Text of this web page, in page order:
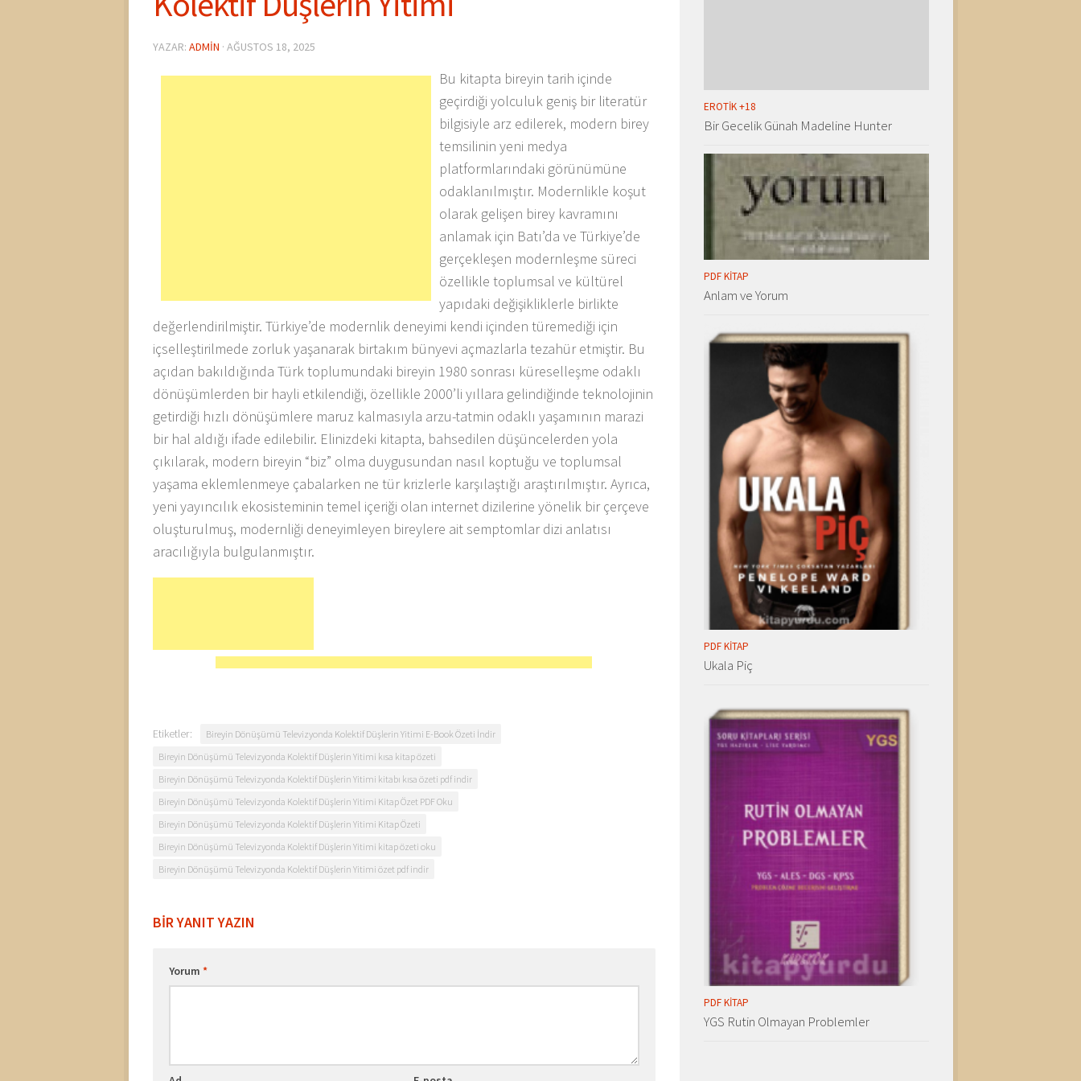
YAZAR: ADMIN · AĞUSTOS 18, 2025
Bu kitapta bireyin tarih içinde
geçirdiği yolculuk geniş bir literatür
bilgisiyle arz edilerek, modern birey
temsilinin yeni medya
platformlarındaki görünümüne
odaklanılmıştır. Modernlikle koşut
olarak gelişen birey kavramını
anlamak için Batı’da ve Türkiye’de
gerçekleşen modernleşme süreci
özellikle toplumsal ve kültürel
yapıdaki değişikliklerle birlikte
değerlendirilmiştir. Türkiye’de modernlik deneyimi kendi içinden türemediği için
içselleştirilmede zorluk yaşanarak birtakım bünyevi açmazlarla tezahür etmiştir. Bu
açıdan bakıldığında Türk toplumundaki bireyin 1980 sonrası küreselleşme odaklı
dönüşümlerden bir hayli etkilendiği, özellikle 2000’li yıllara gelindiğinde teknolojinin
getirdiği hızlı dönüşümlere maruz kalmasıyla arzu-tatmin odaklı yaşamının marazi
bir hal aldığı ifade edilebilir. Elinizdeki kitapta, bahsedilen düşüncelerden yola
çıkılarak, modern bireyin “biz” olma duygusundan nasıl koptuğu ve toplumsal
yaşama eklemlenmeye çabalarken ne tür krizlerle karşılaştığı araştırılmıştır. Ayrıca,
yeni yayıncılık ekosisteminin temel içeriği olan internet dizilerine yönelik bir çerçeve
oluşturulmuş, modernliği deneyimleyen bireylere ait semptomlar dizi anlatısı
aracılığıyla bulgulanmıştır.
Etiketler:
Bireyin Dönüşümü Televizyonda Kolektif Düşlerin Yitimi E-Book Özeti İndir
Bireyin Dönüşümü Televizyonda Kolektif Düşlerin Yitimi kısa kitap özeti
Bireyin Dönüşümü Televizyonda Kolektif Düşlerin Yitimi kitabı kısa özeti pdf indir
Bireyin Dönüşümü Televizyonda Kolektif Düşlerin Yitimi Kitap Özet PDF Oku
Bireyin Dönüşümü Televizyonda Kolektif Düşlerin Yitimi Kitap Özeti
Bireyin Dönüşümü Televizyonda Kolektif Düşlerin Yitimi kitap özeti oku
Bireyin Dönüşümü Televizyonda Kolektif Düşlerin Yitimi özet pdf indir
BIR YANIT YAZIN
Yorum *
EROTIK +18
Bir Gecelik Günah Madeline Hunter
PDF KITAP
Anlam ve Yorum
PDF KITAP
Ukala Piç
PDF KITAP
YGS Rutin Olmayan Problemler